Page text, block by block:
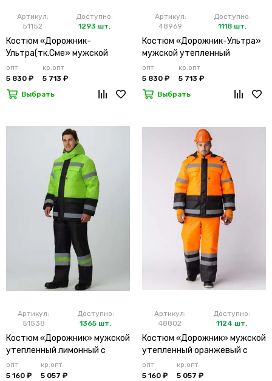
Артикул:
51152
Доступно:
1293 шт.
Костюм «Дорожник-
Ультра(тк.Сме» мужской
утепленный лимонный
опт
5 830 ₽
кр.опт
5 713 ₽
Выбрать
Артикул:
48969
Доступно:
1118 шт.
Костюм «Дорожник-Ультра»
мужской утепленный
оранжевый
опт
5 830 ₽
кр.опт
5 713 ₽
Выбрать
Артикул:
51538
Доступно:
1365 шт.
Костюм «Дорожник» мужской
утепленный лимонный с
брюками
опт
5 160 ₽
кр.опт
5 057 ₽
Артикул:
48802
Доступно:
1124 шт.
Костюм «Дорожник» мужской
утепленный оранжевый с
брюками
опт
5 160 ₽
кр.опт
5 057 ₽